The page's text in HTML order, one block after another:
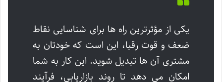
یکی از مؤثرترین راه ها برای شناسایی نقاط
ضعف و قوت رقبا، این است که خودتان به
مشتری آن ها تبدیل شوید. این کار به شما
امکان می دهد تا روند بازاریابی، فرآیند